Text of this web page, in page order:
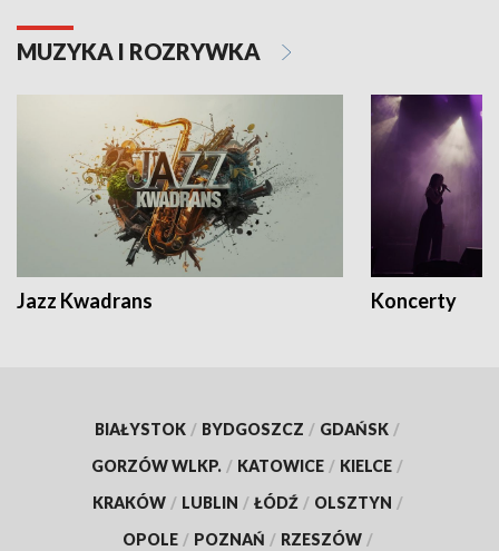
MUZYKA I ROZRYWKA
Jazz Kwadrans Koncerty
BIAŁYSTOK / BYDGOSZCZ / GDAŃSK /
GORZÓW WLKP. / KATOWICE / KIELCE /
KRAKÓW / LUBLIN / ŁÓDŹ / OLSZTYN /
OPOLE / POZNAŃ / RZESZÓW /